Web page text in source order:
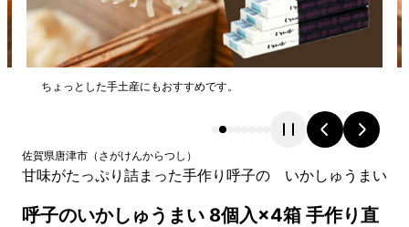
ちょっとした手土産にもおすすめです。
佐賀県唐津市 （ さがけんからつし ）
甘味がたっぷり詰まった手作り呼子の いかしゅうまい
呼子のいかしゅうまい 8個入×4箱 手作り直